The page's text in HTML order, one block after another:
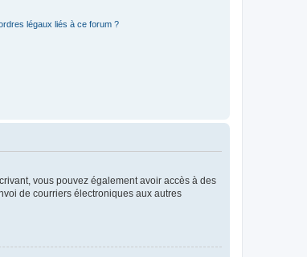
légaux liés à ce forum ?
vous pouvez également avoir accès à des
de courriers électroniques aux autres